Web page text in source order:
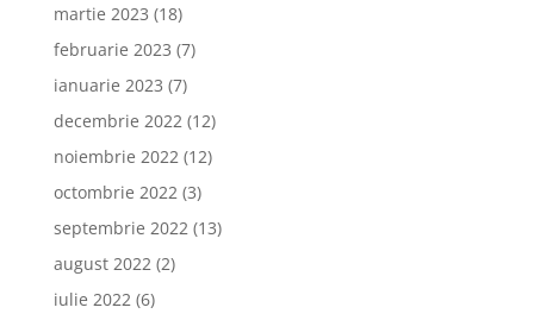
martie 2023 (18)
februarie 2023 (7)
ianuarie 2023 (7)
decembrie 2022(12)
noiembrie 2022(12)
octombrie 2022(3)
septembrie 2022(13)
august 2022(2)
iulie 2022(6)